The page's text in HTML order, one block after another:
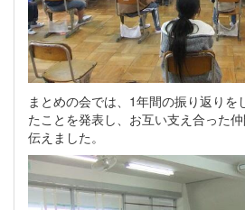
まとめの会では、1年間の振り返りを
たことを発表し、お互い支え合った
伝えました。